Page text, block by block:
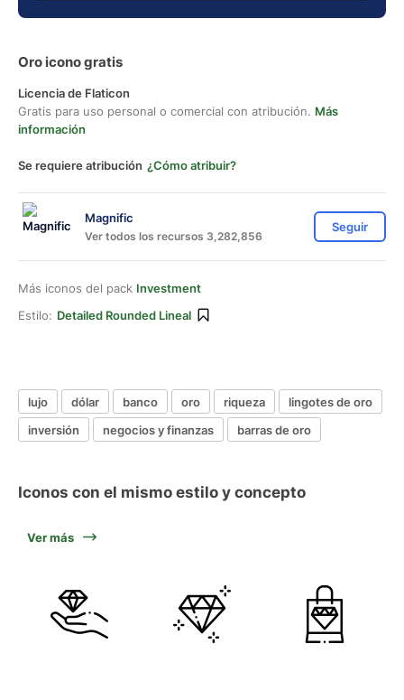
Oro icono gratis
Licencia de Flaticon
Gratis para uso personal o comercial con atribución. Más
información
Se requiere atribución ¿Cómo atribuir?
Magnific
Ver todos los recursos 3,282,856
Seguir
Más iconos del pack Investment
Estilo: Detailed Rounded Lineal
lujo dólar banco oro riqueza
lingotes de oro
inversión
negocios y finanzas barras de oro
Iconos con el mismo estilo y concepto
Ver más